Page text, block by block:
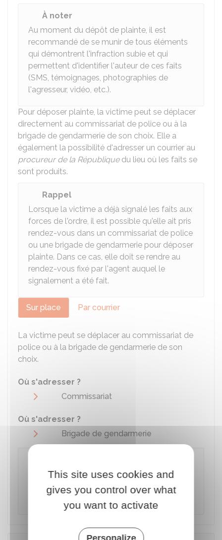
À noter
Au moment du dépôt de plainte, il est
recommandé de se munir de tous éléments
qui démontrent l'infraction subie et qui
permettent d'identifier l'auteur de ces faits
(SMS, témoignages, photographies de
l'agresseur, vidéo, etc.).
Pour déposer plainte, la victime peut se déplacer
directement au commissariat de police ou à la
brigade de gendarmerie de son choix. Elle a
également la possibilité d'adresser un courrier au
procureur de la Républiquedu lieu où les faits se
sont produits.
Rappel
Lorsque la victime a déjà signalé les faits aux
forces de l'ordre, il est possible qu'elle ait pris
rendez-vous dans un commissariat de police
ou une brigade de gendarmerie pour déposer
plainte. Dans ce cas, elle doit se rendre au
rendez-vous fixé par l'agent auquel le
signalement a été fait.
Sur place Par courrier
La victime peut se déplacer au commissariat de
police ou à la brigade de gendarmerie de son
choix.
Où s'adresser ?
Commissariat
Où s'adresser ?
Brigade de gendarmerie
Lors de la plainte, la victime peut se
constituer partie civilepour obtenir des
dommages et intérêts
This site uses cookies and
gives you control over what
you want to activate
Personalize